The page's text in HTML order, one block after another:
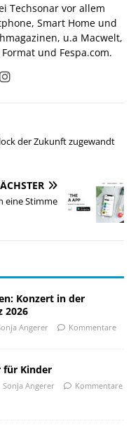
Techsonar vor allem
Smart Home und
u.a Macwelt,
und Fespa.com.
der Zukunft zugewandt
eine Stimme
Konzert in der
2026
Angerer
Kommentare
für Kinder
Sonja Angerer
Kommentare